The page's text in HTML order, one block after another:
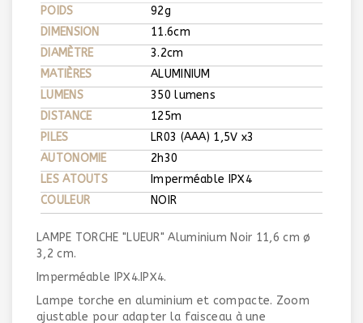
POIDS
92g
DIMENSION
11.6cm
DIAMÈTRE
3.2cm
MATIÈRES
ALUMINIUM
LUMENS
350 lumens
DISTANCE
125m
PILES
LR03 (AAA) 1,5V x3
AUTONOMIE
2h30
LES ATOUTS
Imperméable IPX4
COULEUR
NOIR
LAMPE TORCHE "LUEUR" Aluminium Noir 11,6 cm ø
3,2 cm.
Imperméable IPX4.IPX4.
Lampe torche en aluminium et compacte. Zoom
ajustable pour adapter la faisceau à une